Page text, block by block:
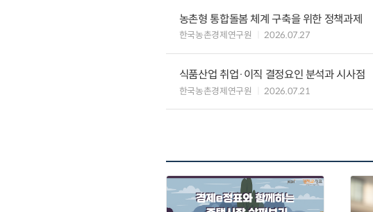
농촌형 통합돌봄 체계 구축을 위한 정책과제
한국농촌경제연구원 2026.07.27
식품산업 취업·이직 결정요인 분석과 시사점
한국농촌경제연구원 2026.07.21